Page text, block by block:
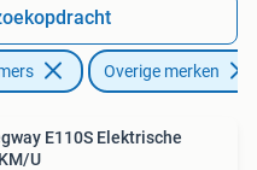
Overige merken
E110S Elektrische
U